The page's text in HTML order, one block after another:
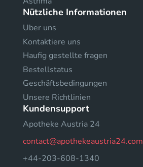
Nützliche Informationen
Uber uns
Kontaktiere uns
Haufig gestellte fragen
Bestellstatus
Geschäftsbedingungen
Unsere Richtlinien
Kundensupport
Apotheke Austria 24
contact@apothekeaustria24.com
+44-203-608-1340